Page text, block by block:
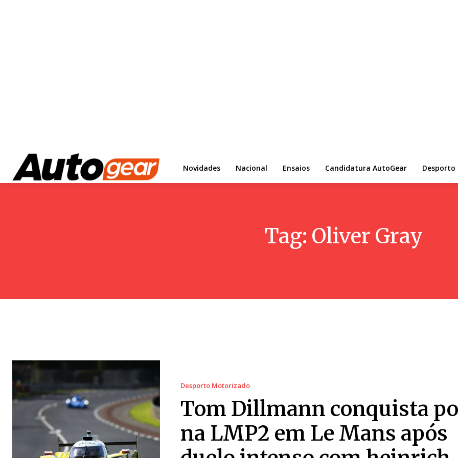
Novidades Nacional Ensaios Candidatura AutoGear
Tag: Oliver Gray
Desporto Motorizado
Tom Dillmann conquista
na LMP2 em Le Mans após